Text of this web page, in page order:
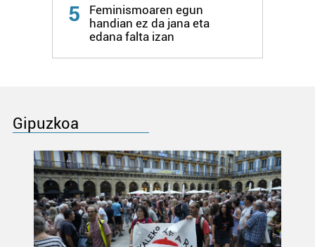
5
Feminismoaren egun
handian ez da jana eta
edana falta izan
Gipuzkoa